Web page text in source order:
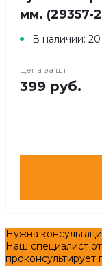
мм. (29357-
В наличии:
Цена за шт
399 руб.
Нужна
Наш специалист